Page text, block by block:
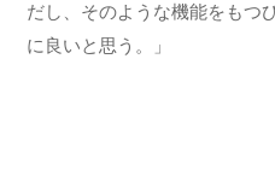
だし、そのような機能をもつ
に良いと思う。」